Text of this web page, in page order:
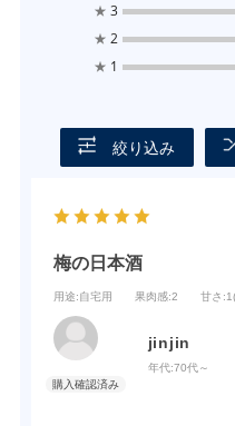
★ 3
★ 2
★ 1
絞り込み
梅の日本酒
用途:自宅用 果肉感:2 甘さ
jinjin
年代:70代～